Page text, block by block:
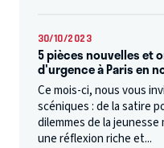
30/10/2023
5 pièces nouvelles et
d'urgence à Paris en
Ce mois-ci, nous vous
scéniques : de la satire
dilemmes de la
une réflexion riche et...